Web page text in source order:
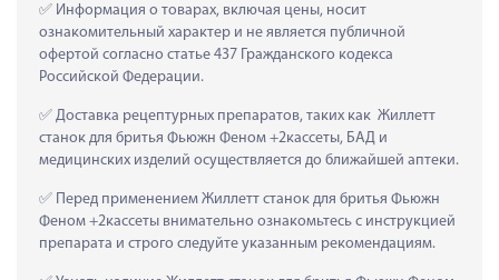
Информация о товарах, включая цены, носит
ознакомительный характер и не является публичной
офертой согласно статье 437 Гражданского кодекса
Российской Федерации.
Доставка рецептурных препаратов, таких как  Жиллетт
станок для бритья Фьюжн Феном +2кассеты, БАД и
медицинских изделий осуществляется до ближайшей аптеки.
Перед применением Жиллетт станок для бритья Фьюжн
Феном +2кассеты внимательно ознакомьтесь с инструкцией
препарата и строго следуйте указанным рекомендациям.